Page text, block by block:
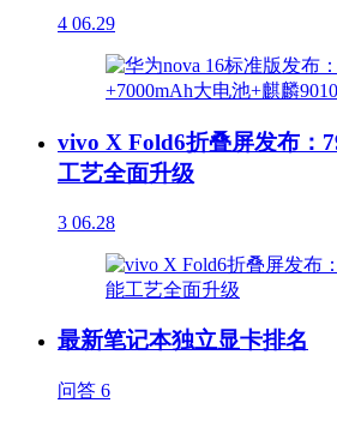
4 06.29
vivo X Fold6折叠屏发布：
工艺全面升级
3 06.28
最新笔记本独立显卡排名
问答 6